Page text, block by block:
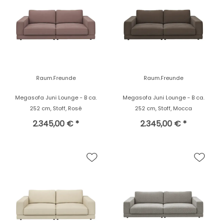
Raum.Freunde
Megasofa Juni Lounge - B ca.
252 cm, Stoff, Rosé
2.345,00 € *
Raum.Freunde
Megasofa Juni Lounge - B ca.
252 cm, Stoff, Mocca
2.345,00 € *